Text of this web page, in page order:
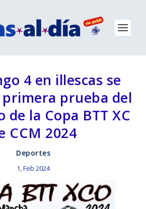
4 en illescas se
prueba del
de la Copa BTT XC
CCM 2024
Deportes
1, Feb 2024